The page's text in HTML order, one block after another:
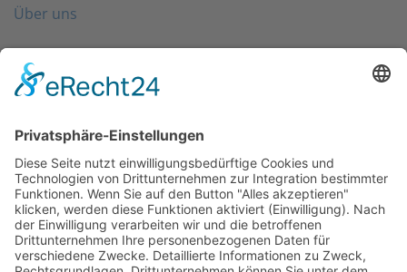
Über uns
Folgen Sie uns
Kontakt
0203 - 3965 710
info@friondo.de
Whatsapp